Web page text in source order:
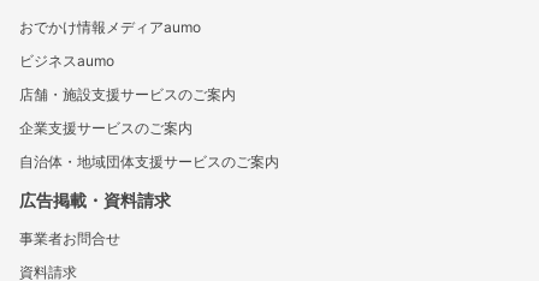
おでかけ情報メディアaumo
ビジネスaumo
店舗・施設支援サービスのご案内
企業支援サービスのご案内
自治体・地域団体支援サービスのご案内
広告掲載・資料請求
事業者お問合せ
資料請求